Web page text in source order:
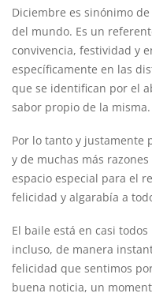
Diciembre es sinónimo
del mundo. Es un
convivencia, festividad y
específicamente en las
que se identifican por el
sabor propio de la misma.
Por lo tanto y justamente
y de muchas más
espacio especial para el
felicidad y algarabía a
El baile está en casi
incluso, de manera
felicidad que sentimos
buena noticia, un